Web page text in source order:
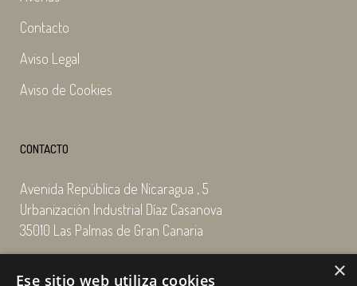
Contacto
Aviso Legal
Aviso de Cookies
CONTACTO
Avenida República de Nicaragua , 5
Urbanización Industrial Díaz Casanova
35010 Las Palmas de Gran Canaria
Email: enairgy@enairgy.es
×
Ese sitio web utiliza cookies